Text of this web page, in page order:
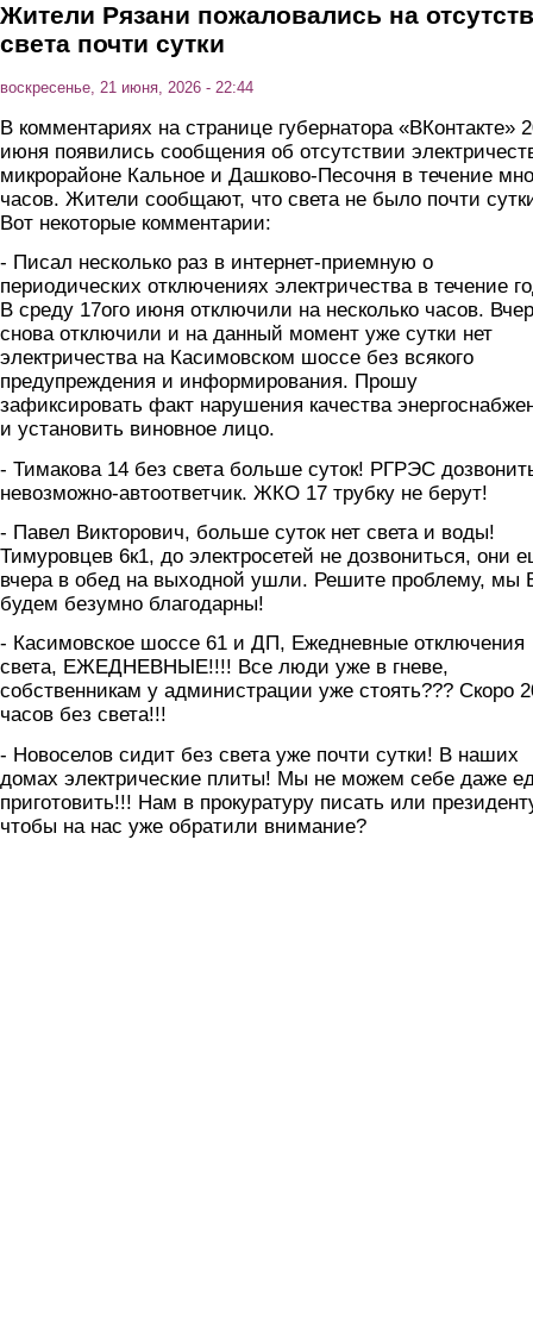
Жители Рязани пожаловались на
света почти сутки
воскресенье, 21 июня, 2026 - 22:44
В комментариях на странице губернатора «ВКонтакте»
июня появились сообщения об отсутствии
микрорайоне Кальное и Дашково-Песочня в течение
часов. Жители сообщают, что света не было почти
Вот некоторые комментарии:
- Писал несколько раз в интернет-приемную о
периодических отключениях электричества в течение
В среду 17ого июня отключили на несколько часов.
снова отключили и на данный момент уже сутки нет
электричества на Касимовском шоссе без всякого
предупреждения и информирования. Прошу
зафиксировать факт нарушения качества
и установить виновное лицо.
- Тимакова 14 без света больше суток! РГРЭС
невозможно-автоответчик. ЖКО 17 трубку не берут!
- Павел Викторович, больше суток нет света и воды!
Тимуровцев 6к1, до электросетей не дозвониться, они
вчера в обед на выходной ушли. Решите проблему, мы
будем безумно благодарны!
- Касимовское шоссе 61 и ДП, Ежедневные отключения
света, ЕЖЕДНЕВНЫЕ!!!! Все люди уже в гневе,
собственникам у администрации уже стоять??? Скоро
часов без света!!!
- Новоселов сидит без света уже почти сутки! В наших
домах электрические плиты! Мы не можем себе даже
приготовить!!! Нам в прокуратуру писать или
чтобы на нас уже обратили внимание?